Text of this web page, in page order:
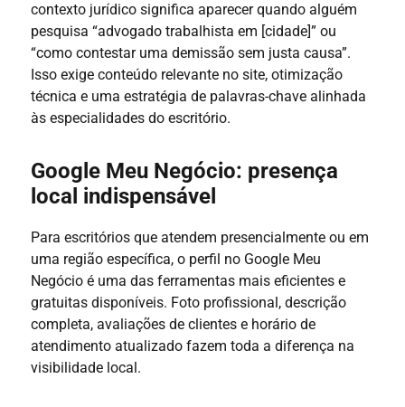
contexto jurídico significa aparecer quando alguém
pesquisa “advogado trabalhista em [cidade]” ou
“como contestar uma demissão sem justa causa”.
Isso exige conteúdo relevante no site, otimização
técnica e uma estratégia de palavras-chave alinhada
às especialidades do escritório.
Google Meu Negócio: presença
local indispensável
Para escritórios que atendem presencialmente ou em
uma região específica, o perfil no Google Meu
Negócio é uma das ferramentas mais eficientes e
gratuitas disponíveis. Foto profissional, descrição
completa, avaliações de clientes e horário de
atendimento atualizado fazem toda a diferença na
visibilidade local.